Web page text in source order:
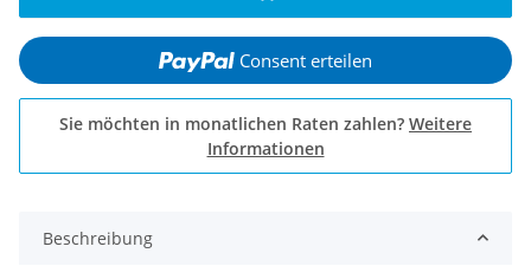
Consent erteilen
Sie möchten in monatlichen Raten zahlen? Weitere
Informationen
Beschreibung